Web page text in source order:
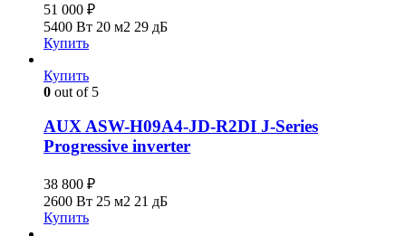
51 000 ₽
5400 Вт 20 м2 29 дБ
Купить
Купить
0 out of 5
AUX ASW-H09A4-JD-R2DI J-Series
Progressive inverter
38 800 ₽
2600 Вт 25 м2 21 дБ
Купить